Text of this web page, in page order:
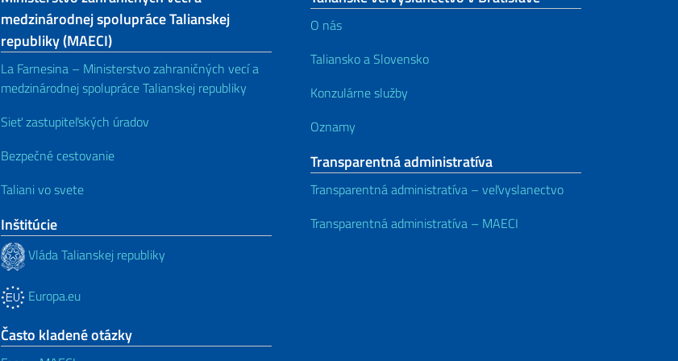
medzinárodnej spolupráce Talianskej
republiky (MAECI)
La Farnesina – Ministerstvo zahraničných vecí a
medzinárodnej spolupráce Talianskej republiky
Sieť zastupiteľských úradov
Bezpečné cestovanie
Taliani vo svete
Inštitúcie
Vláda Talianskej republiky
Europa.eu
Často kladené otázky
O nás
Taliansko a Slovensko
Konzulárne služby
Oznamy
Transparentná administratíva
Transparentná administratíva – veľvyslanectvo
Transparentná administratíva – MAECI